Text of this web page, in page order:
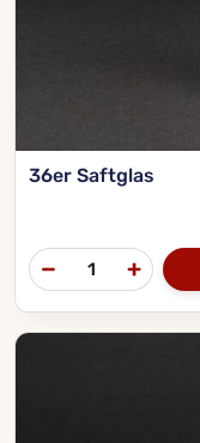
36er Saftglas